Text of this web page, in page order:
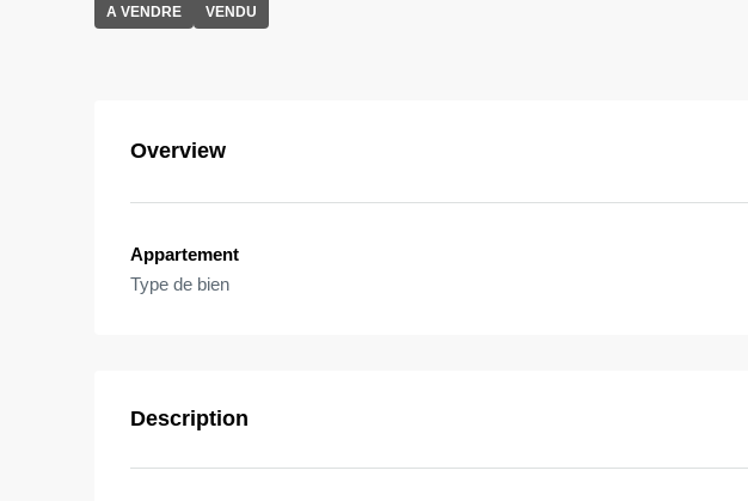
A VENDRE VENDU
Overview
Appartement
Type de bien
Description